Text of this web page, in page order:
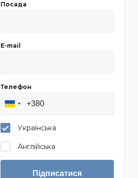
Посада
E-mail
Телефон
Українська
Англійська
Підписатися